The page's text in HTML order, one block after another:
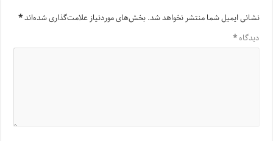
نشانی ایمیل شما منتشر نخواهد شد.بخش‌های موردنیاز علامت‌گذاری شده‌اند*
دیدگاه*